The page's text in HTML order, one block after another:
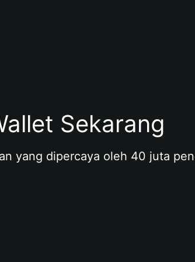
Sekarang
yang dipercaya oleh 40 juta